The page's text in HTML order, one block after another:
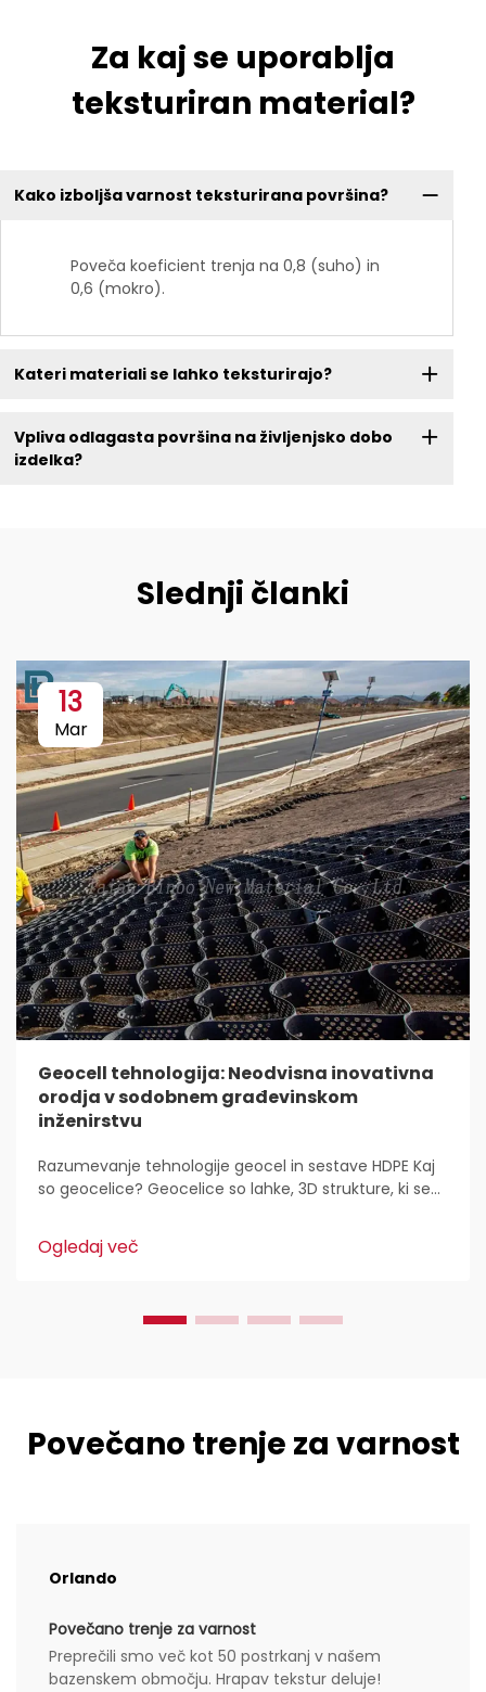
Za kaj se uporablja
teksturiran material?
Kako izboljša varnost teksturirana površina?
Poveča koeficient trenja na 0,8 (suho) in
0,6 (mokro).
Kateri materiali se lahko teksturirajo?
Vpliva odlagasta površina na življenjsko dobo
izdelka?
Slednji članki
13
Mar
Geocell tehnologija: Neodvisna inovativna
orodja v sodobnem građevinskom
inženirstvu
Razumevanje tehnologije geocel in sestave HDPE Kaj
so geocelice? Geocelice so lahke, 3D strukture, ki se
gradbeništvu. Inženirji civilne zaščite jih imajo radi,
ker...
Ogledaj več
Povečano trenje za varnost
Orlando
Povečano trenje za varnost
Preprečili smo več kot 50 postrkanj v našem
bazenskem območju. Hrapav tekstur deluje!